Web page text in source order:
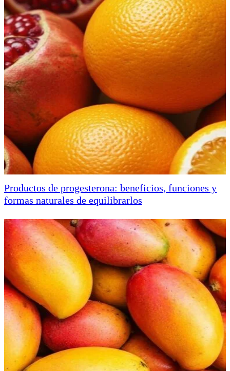
Productos de progesterona: beneficios, funciones y
formas naturales de equilibrarlos